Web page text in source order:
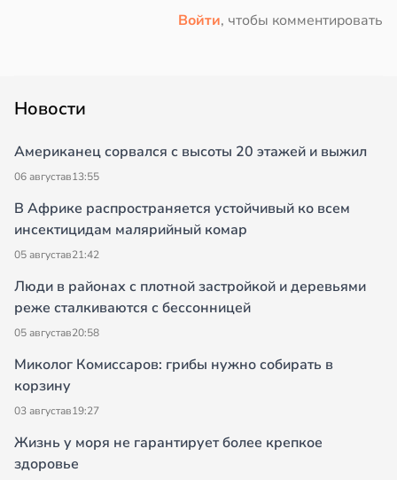
Войти, чтобы комментировать
Новости
Американец сорвался с высоты 20 этажей и выжил
06 августав13:55
В Африке распространяется устойчивый ко всем
инсектицидам малярийный комар
05 августав21:42
Люди в районах с плотной застройкой и деревьями
реже сталкиваются с бессонницей
05 августав20:58
Миколог Комиссаров: грибы нужно собирать в
корзину
03 августав19:27
Жизнь у моря не гарантирует более крепкое
здоровье